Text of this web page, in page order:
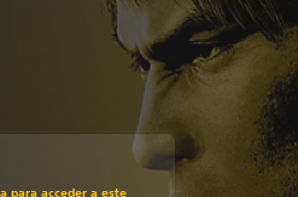
original de US$69.99
para acceder a este